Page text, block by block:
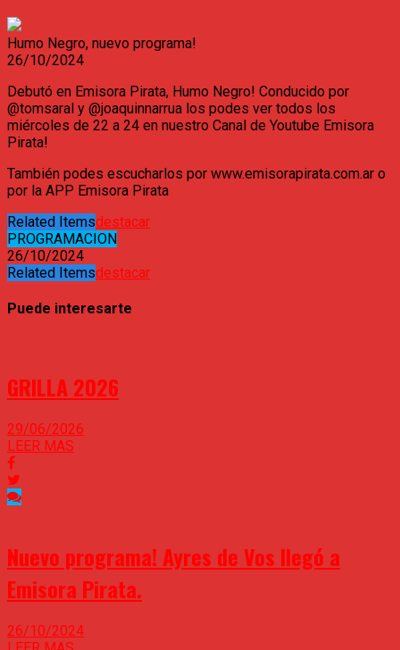
Humo Negro, nuevo programa!
26/10/2024
Debutó en Emisora Pirata, Humo Negro! Conducido por
@tomsaral y @joaquinnarrua los podes ver todos los
miércoles de 22 a 24 en nuestro Canal de Youtube Emisora
Pirata!
También podes escucharlos por www.emisorapirata.com.ar o
por la APP Emisora Pirata
Related Itemsdestacar
PROGRAMACION
26/10/2024
Related Itemsdestacar
Puede interesarte
GRILLA 2026
29/06/2026
LEER MAS
Nuevo programa! Ayres de Vos llegó a
Emisora Pirata.
26/10/2024